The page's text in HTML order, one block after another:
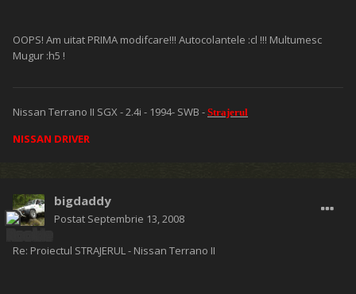
OOPS! Am uitat PRIMA modifcare!!! Autocolantele :cl !!! Multumesc
Mugur :h5 !
Nissan Terrano II SGX - 2.4i - 1994- SWB - Strajerul
NISSAN DRIVER
bigdaddy
Postat Septembrie 13, 2008
Re: Proiectul STRAJERUL - Nissan Terrano II